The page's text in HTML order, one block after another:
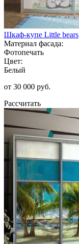
Шкаф-купе Little bears
Материал фасада:
Фотопечать
Цвет:
Белый
от 30 000 руб.
Рассчитать